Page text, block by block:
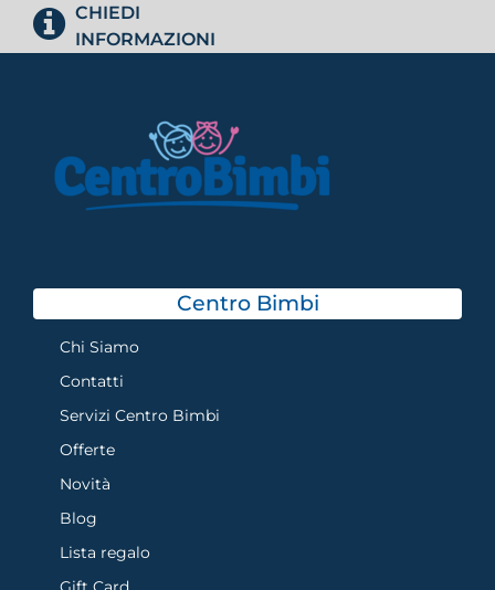
CHIEDI
INFORMAZIONI
Centro Bimbi
Chi Siamo
Contatti
Servizi Centro Bimbi
Offerte
Novità
Blog
Lista regalo